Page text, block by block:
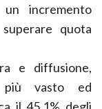
incremento
quota
e diffusione,
più vasto ed